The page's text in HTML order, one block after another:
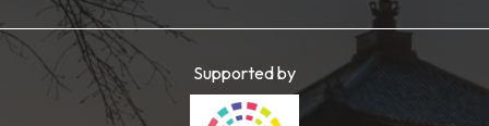
Supported by